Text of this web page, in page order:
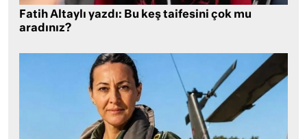
Fatih Altaylı yazdı: Bu keş taifesini çok mu
aradınız?